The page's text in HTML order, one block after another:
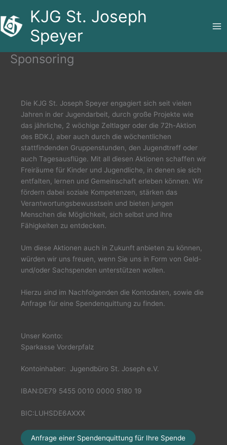
Inhalt
springen
KJG St. Joseph
Speyer
Sponsoring
Die KJG St. Joseph Speyer engagiert sich seit vielen
Jahren in der Jugendarbeit, durch große Projekte wie
das jährliche, 2 wöchige Zeltlager oder die 72h-Aktion
des BDKJ, aber auch durch die wöchentlichen
stattfindenden Gruppenstunden, den Jugendtreff oder
auch Tagesausflüge. Mit all diesen Aktionen schaffen wir
Freiräume für Kinder und Jugendliche, in denen sie sich
entfalten, lernen und Gemeinschaft erleben können. Wir
fördern dabei soziale Kompetenzen, stärken das
Verantwortungsbewusstsein und bieten jungen
Menschen die Möglichkeit, sich selbst und ihre
Fähigkeiten zu entdecken.
Um diese Aktionen auch in Zukunft anbieten zu können,
würden wir uns freuen, wenn Sie uns in Form von Geld-
und/oder Sachspenden unterstützen wollen.
Hierzu sind im Nachfolgenden die Kontodaten, sowie die
Anfrage für eine Spendenquittung zu finden.
Unser Konto:
Sparkasse Vorderpfalz
Kontoinhaber: Jugendbüro St. Joseph e.V.
IBAN:DE79 5455 0010 0000 5180 19
BIC:LUHSDE6AXXX
Anfrage einer Spendenquittung für Ihre Spende